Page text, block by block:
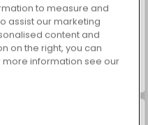
to measure and
assist our marketing
content and
on the right, you can
more information see our